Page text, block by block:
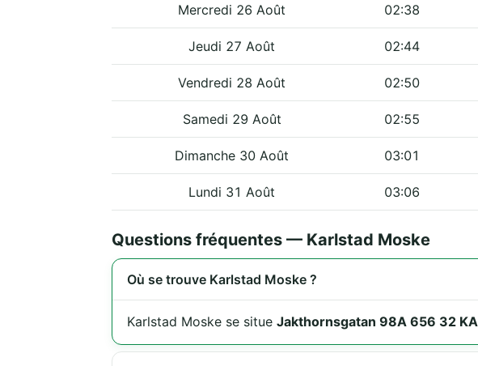
Mercredi 26 Août 02:38
Jeudi 27 Août 02:44
Vendredi 28 Août 02:50
Samedi 29 Août 02:55
Dimanche 30 Août 03:01
Lundi 31 Août 03:06
Questions fréquentes — Karlstad Moske
Où se trouve Karlstad Moske ?
Karlstad Moske se situe Jakthornsgatan 98A 656 32